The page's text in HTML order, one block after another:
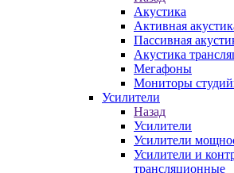
Акустика
Активная
Пассивная
Акустика
Мегафоны
Мониторы
Усилители
Назад
Усилители
Усилители
Усилители и
трансляционные